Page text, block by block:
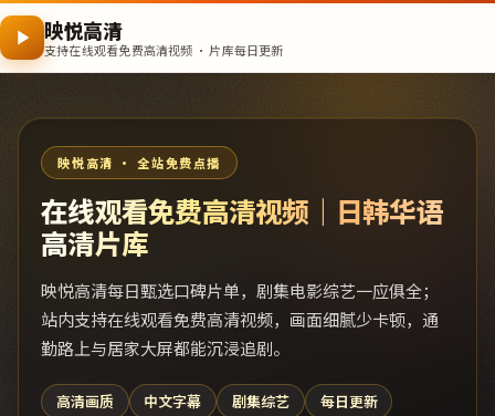
映悦高清
支持在线观看免费高清视频 · 片库每日更新
映悦高清 · 全站免费点播
在线观看免费高清视频｜日韩华语
高清片库
映悦高清每日甄选口碑片单，剧集电影综艺一应俱全；
站内支持在线观看免费高清视频，画面细腻少卡顿，通
勤路上与居家大屏都能沉浸追剧。
高清画质 中文字幕 剧集综艺 每日更新